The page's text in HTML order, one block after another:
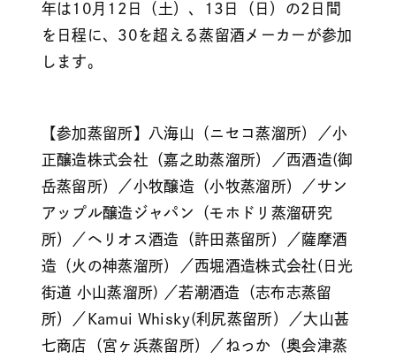
年は10月12日（土）、13日（日）の2日間
を日程に、30を超える蒸留酒メーカーが参加
します。
【参加蒸留所】八海山（ニセコ蒸溜所）／小
正醸造株式会社（嘉之助蒸溜所）／西酒造(御
岳蒸留所）／小牧醸造（小牧蒸溜所）／サン
アップル醸造ジャパン（モホドリ蒸溜研究
所）／ヘリオス酒造（許田蒸留所）／薩摩酒
造（火の神蒸溜所）／西堀酒造株式会社(日光
街道 小山蒸溜所) ／若潮酒造（志布志蒸留
所）／Kamui Whisky(利尻蒸留所）／大山甚
七商店（宮ヶ浜蒸留所）／ねっか（奥会津蒸